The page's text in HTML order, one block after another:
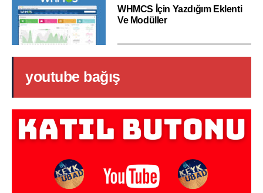
WHMCS İçin Yazdığım Eklenti
Ve Modüller
youtube bağış